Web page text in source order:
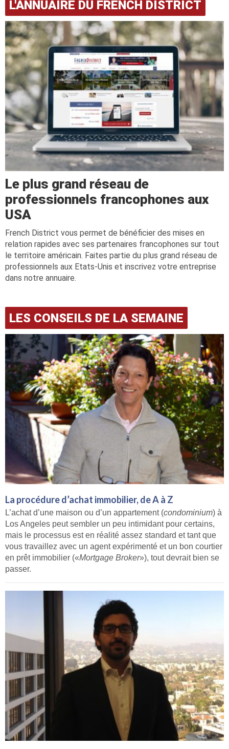
L'ANNUAIRE DU FRENCH DISTRICT
Le plus grand réseau de
professionnels francophones aux
USA
French District vous permet de bénéficier des mises en
relation rapides avec ses partenaires francophones sur tout
le territoire américain. Faites partie du plus grand réseau de
professionnels aux Etats-Unis et inscrivez votre entreprise
dans notre annuaire.
LES CONSEILS DE LA SEMAINE
La procédure d’achat immobilier, de A à Z
L’achat d’une maison ou d’un appartement (condominium) à
Los Angeles peut sembler un peu intimidant pour certains,
mais le processus est en réalité assez standard et tant que
vous travaillez avec un agent expérimenté et un bon courtier
en prêt immobilier («Mortgage Broker»), tout devrait bien se
passer.